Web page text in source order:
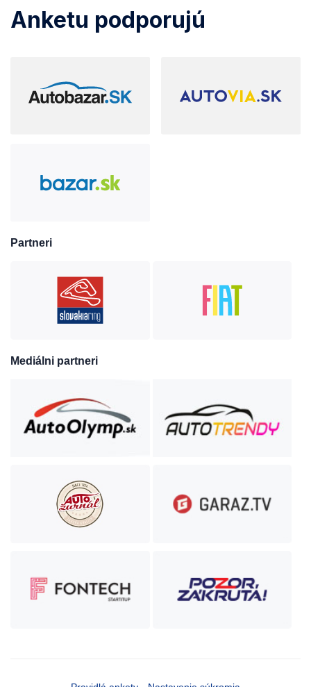
Anketu podporujú
Partneri
Mediálni partneri